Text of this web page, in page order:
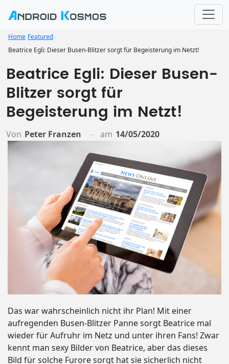
Home Featured
Beatrice Egli: Dieser Busen-Blitzer sorgt für Begeisterung im Netzt!
Beatrice Egli: Dieser Busen-
Blitzer sorgt für
Begeisterung im Netzt!
Von Peter Franzen am 14/05/2020
Das war wahrscheinlich nicht ihr Plan! Mit einer
aufregenden Busen-Blitzer Panne sorgt Beatrice mal
wieder für Aufruhr im Netz und unter ihren Fans! Zwar
kennt man sexy Bilder von Beatrice, aber das dieses
Bild für solche Furore sorgt hat sie sicherlich nicht